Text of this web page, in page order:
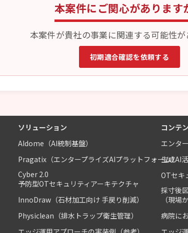
本案件にご関心があります
本案件が貴社の事業に関連する可能性が
初期適合確認を依頼する
ソリューション
AIdome（AI統制基盤）
Pragatix（エンタープライズAIプラットフォーム）
Cyber 2.0
予防型OTセキュリティアーキテクチャ
InnoDraw（石材加工向け 手戻り削減）
Physiclean（排水トラップ衛生管理）
コンテ
エンタ
生成AI
OTセキ
採寸後
（現場
病院に